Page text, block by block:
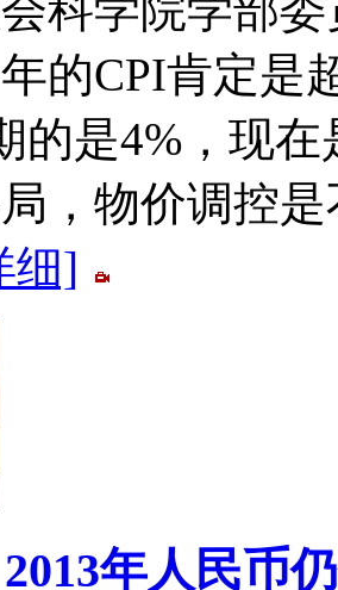
的CPI肯定是
的是4%，现
，物价调控
细]
年人民币